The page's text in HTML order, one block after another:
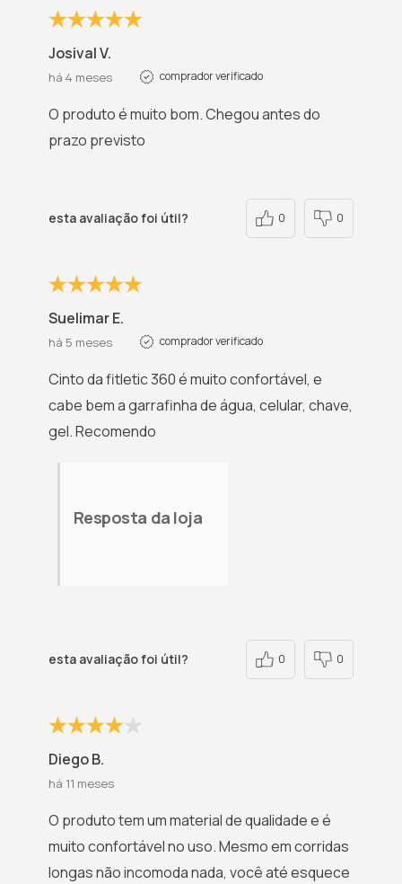
Josival V.
há 4 meses comprador verificado
O produto é muito bom. Chegou antes do
prazo previsto
esta avaliação foi útil? 0 0
Suelimar E.
há 5 meses comprador verificado
Cinto da fitletic 360 é muito confortável, e
cabe bem a garrafinha de água, celular, chave,
gel. Recomendo
Resposta da loja
esta avaliação foi útil? 0 0
Diego B.
há 11 meses
O produto tem um material de qualidade e é
muito confortável no uso. Mesmo em corridas
longas não incomoda nada, você até esquece